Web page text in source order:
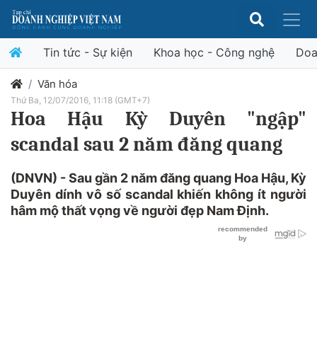
Tin tức - Sự kiện Khoa học - Công nghệ
Văn hóa
Thứ Ba, 12/07/2016, 11:18 (GMT+7)
Hoa Hậu Kỳ Duyên "ngập"
scandal sau 2 năm đăng quang
(DNVN) - Sau gần 2 năm đăng quang Hoa Hậu, Kỳ
Duyên dính vô số scandal khiến không ít người
hâm mộ thất vọng về người đẹp Nam Định.